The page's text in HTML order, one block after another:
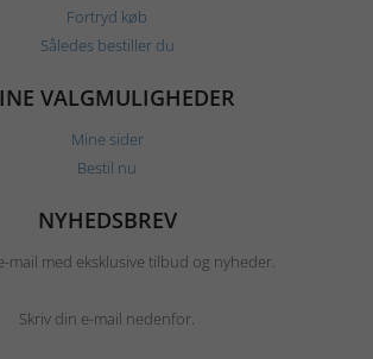
Fortryd køb
Således bestiller du
VALGMULIGHEDER
Mine sider
Bestil nu
NYHEDSBREV
mail med eksklusive tilbud og nyheder.
Skriv din e-mail nedenfor.